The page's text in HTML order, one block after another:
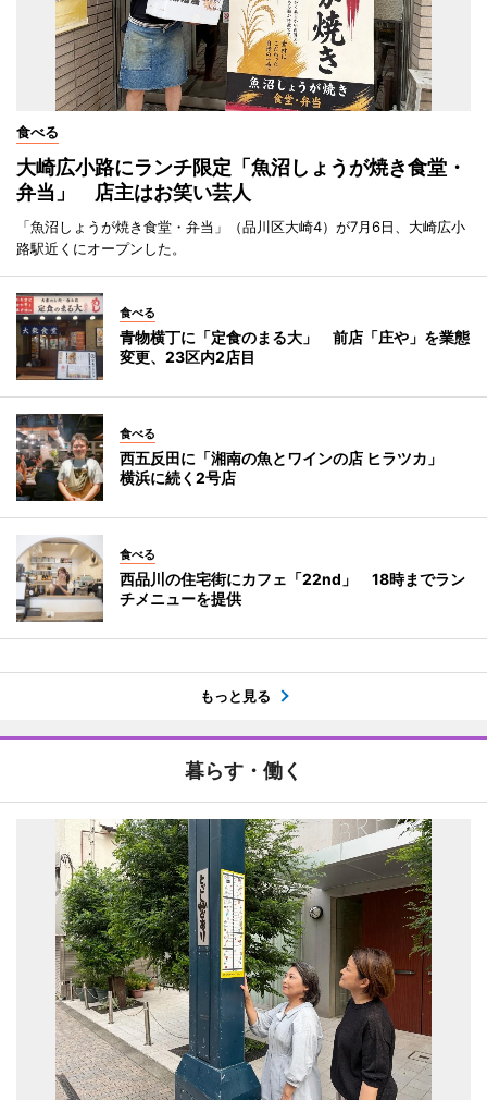
食べる
大崎広小路にランチ限定「魚沼しょうが焼き食堂・
弁当」 店主はお笑い芸人
「魚沼しょうが焼き食堂・弁当」（品川区大崎4）が7月6日、大崎広小
路駅近くにオープンした。
食べる
青物横丁に「定食のまる大」 前店「庄や」を業態
変更、23区内2店目
食べる
西五反田に「湘南の魚とワインの店 ヒラツカ」
横浜に続く2号店
食べる
西品川の住宅街にカフェ「22nd」 18時までラン
チメニューを提供
もっと見る
暮らす・働く